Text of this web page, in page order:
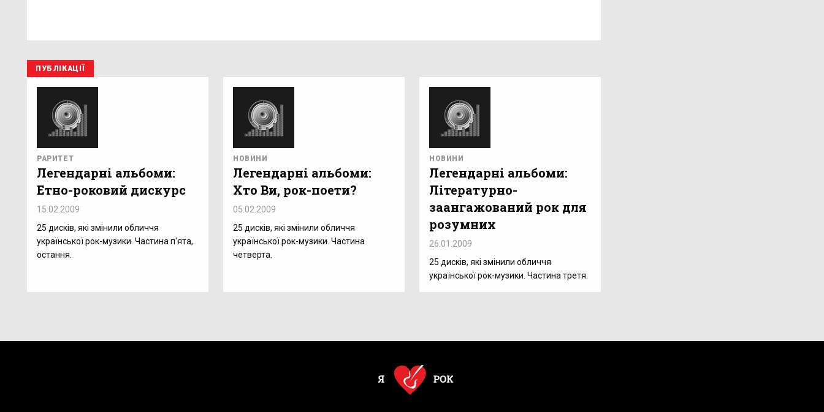
ПУБЛІКАЦІЇ
РАРИТЕТ
Легендарні альбоми:
Етно-роковий дискурс
15.02.2009
25 дисків, які змінили обличчя
української рок-музики. Частина п'ята,
остання.
НОВИНИ
Легендарні альбоми:
Хто Ви, рок-поети?
05.02.2009
25 дисків, які змінили обличчя
української рок-музики. Частина
четверта.
НОВИНИ
Легендарні альбоми:
Літературно-
заангажований рок для
розумних
26.01.2009
25 дисків, які змінили обличчя
української рок-музики. Частина третя.